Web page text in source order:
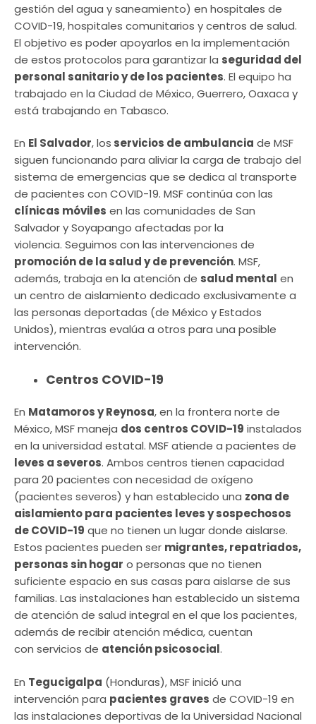
gestión del agua y saneamiento) en hospitales de
COVID-19, hospitales comunitarios y centros de salud.
El objetivo es poder apoyarlos en la implementación
de estos protocolos para garantizar la seguridad del
personal sanitario y de los pacientes. El equipo ha
trabajado en la Ciudad de México, Guerrero, Oaxaca y
está trabajando en Tabasco.
En El Salvador, los servicios de ambulancia de MSF
siguen funcionando para aliviar la carga de trabajo del
sistema de emergencias que se dedica al transporte
de pacientes con COVID-19. MSF continúa con las
clínicas móviles en las comunidades de San
Salvador y Soyapango afectadas por la
violencia. Seguimos con las intervenciones de
promoción de la salud y de prevención. MSF,
además, trabaja en la atención de salud mental en
un centro de aislamiento dedicado exclusivamente a
las personas deportadas (de México y Estados
Unidos), mientras evalúa a otros para una posible
intervención.
Centros COVID-19
En Matamoros y Reynosa, en la frontera norte de
México, MSF maneja dos centros COVID-19 instalados
en la universidad estatal. MSF atiende a pacientes de
leves a severos. Ambos centros tienen capacidad
para 20 pacientes con necesidad de oxígeno
(pacientes severos) y han establecido una zona de
aislamiento para pacientes leves y sospechosos
de COVID-19 que no tienen un lugar donde aislarse.
Estos pacientes pueden ser migrantes, repatriados,
personas sin hogar o personas que no tienen
suficiente espacio en sus casas para aislarse de sus
familias. Las instalaciones han establecido un sistema
de atención de salud integral en el que los pacientes,
además de recibir atención médica, cuentan
con servicios de atención psicosocial.
En Tegucigalpa (Honduras), MSF inició una
intervención para pacientes graves de COVID-19 en
las instalaciones deportivas de la Universidad Nacional